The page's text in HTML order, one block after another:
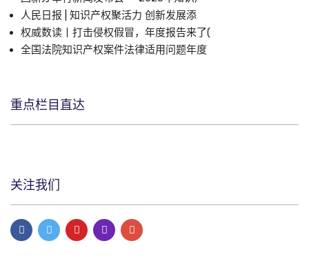
人民日报 | 知识产权聚活力 创新发展添
权威数读丨打击侵权假冒，年度报告来了(
全国法院知识产权案件法律适用问题年度
重点栏目直达
关注我们